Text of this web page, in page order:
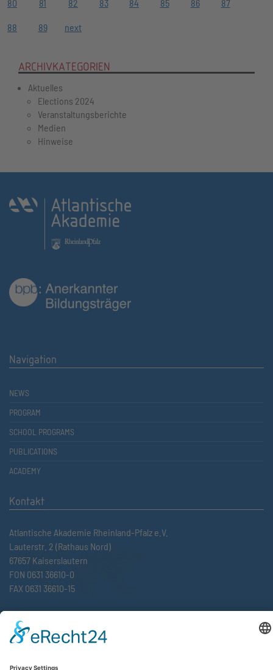
80 81 82 83 84 85 86 87
88 89 next
ARCHIVKATEGORIEN
Aktuelles
Elections 2024
Veranstaltungsberichte
Medien
Hinweise
Navigation
NEWS
PROGRAM
SCHOOL PROGRAMS
PUBLICATIONS
ACADEMY
Kontakt
Atlantische Akademie Rheinland-Pfalz e.V.
Lauterstr. 2 (Rathaus Nord)
67657 Kaiserslautern
FON 0631 36610-0
FAX 0631 36610-15
©2026 Atlantische Akademie Rheinland-Pfalz e. V. |